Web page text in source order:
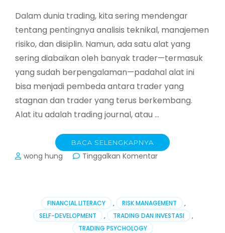
Dalam dunia trading, kita sering mendengar
tentang pentingnya analisis teknikal, manajemen
risiko, dan disiplin. Namun, ada satu alat yang
sering diabaikan oleh banyak trader—termasuk
yang sudah berpengalaman—padahal alat ini
bisa menjadi pembeda antara trader yang
stagnan dan trader yang terus berkembang.
Alat itu adalah trading journal, atau …
BACA SELENGKAPNYA
wong hung Tinggalkan Komentarpada
Evaluasi,
dan
Tingkatkan
FINANCIAL LITERACY , RISK MANAGEMENT
,
SELF-DEVELOPMENT
, TRADING DAN INVESTASI
,
TRADING PSYCHOLOGY